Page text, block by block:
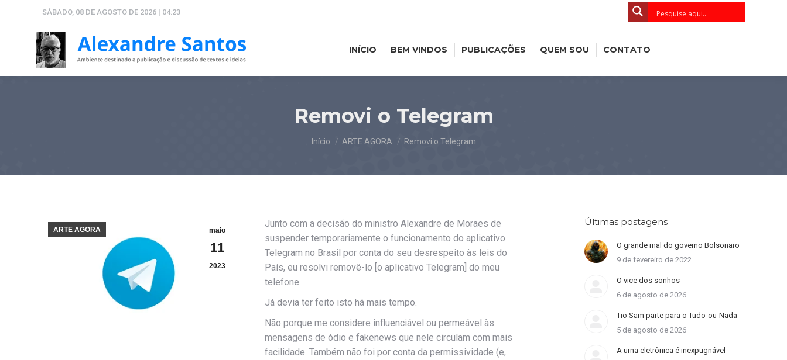
SÁBADO, 08 DE AGOSTO DE 2026 | 04:23
INÍCIO BEM VINDOS PUBLICAÇÕES QUEM SOU CONTATO
Removi o Telegram
Você está aqui:
Início ARTE AGORA Removi o Telegram
maio
11
2023
ARTE AGORA
Junto com a decisão do ministro Alexandre de Moraes de
suspender temporariamente o funcionamento do aplicativo
Telegram no Brasil por conta do seu desrespeito às leis do
País, eu resolvi removê-lo [o aplicativo Telegram] do meu
telefone.
Já devia ter feito isto há mais tempo.
Não porque me considere influenciável ou permeável às
mensagens de ódio e fakenews que nele circulam com mais
facilidade. Também não foi por conta da permissividade (e,
Últimas postagens
O grande mal do governo Bolsonaro
9 de fevereiro de 2022
O vice dos sonhos
6 de agosto de 2026
Tio Sam parte para o Tudo-ou-Nada
5 de agosto de 2026
A urna eletrônica é inexpugnável